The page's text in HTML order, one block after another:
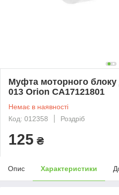
Муфта моторного блоку
013 Orion CA17121801
Немає в наявності
Код: 012358
Роздріб
125 ₴
Опис Характеристики